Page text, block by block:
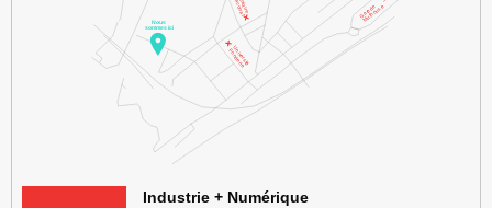
KMØ Lieu d'innovation dédié à la transformation digitale de
Industrie + Numérique